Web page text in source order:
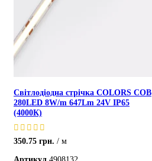
Світлодіодна стрічка COLORS COB
280LED 8W/m 647Lm 24V IP65
(4000К)
350.75 грн.
м